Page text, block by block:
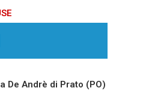
De Andrè di Prato (PO)